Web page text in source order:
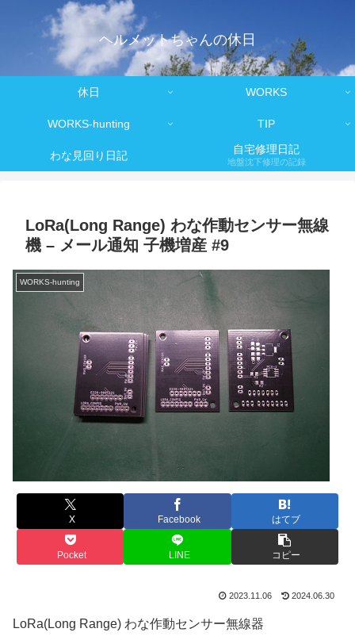
ヘルメットちゃんの休日
休日 WORKS
WORKS-hunting TIP
わな見回り日記 自宅修理日記
地盤沈下修理の記録
LoRa(Long Range) わな作動センサー無線
機 – メール通知 子機増産 #9
WORKS-hunting
X Facebook はてブ
Pocket LINE コピー
2023.11.06 2024.06.30
LoRa(Long Range) わな作動センサー無線器